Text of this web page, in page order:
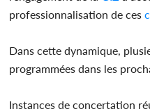
professionnalisation de ces
Dans cette dynamique,
programmées dans les
Instances de concertation